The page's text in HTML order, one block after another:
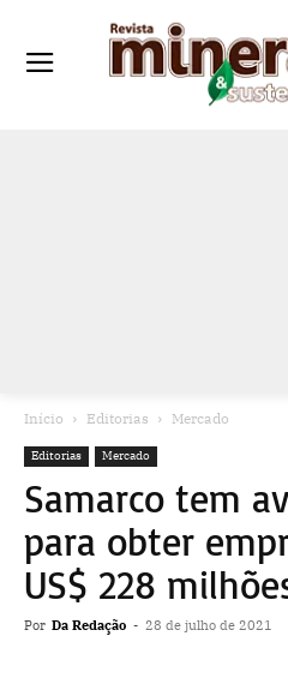
Início Editorias Mercado
Editorias Mercado
Samarco tem
para obter
US$ 228
Por Da Redação - 28 de julho de 2021